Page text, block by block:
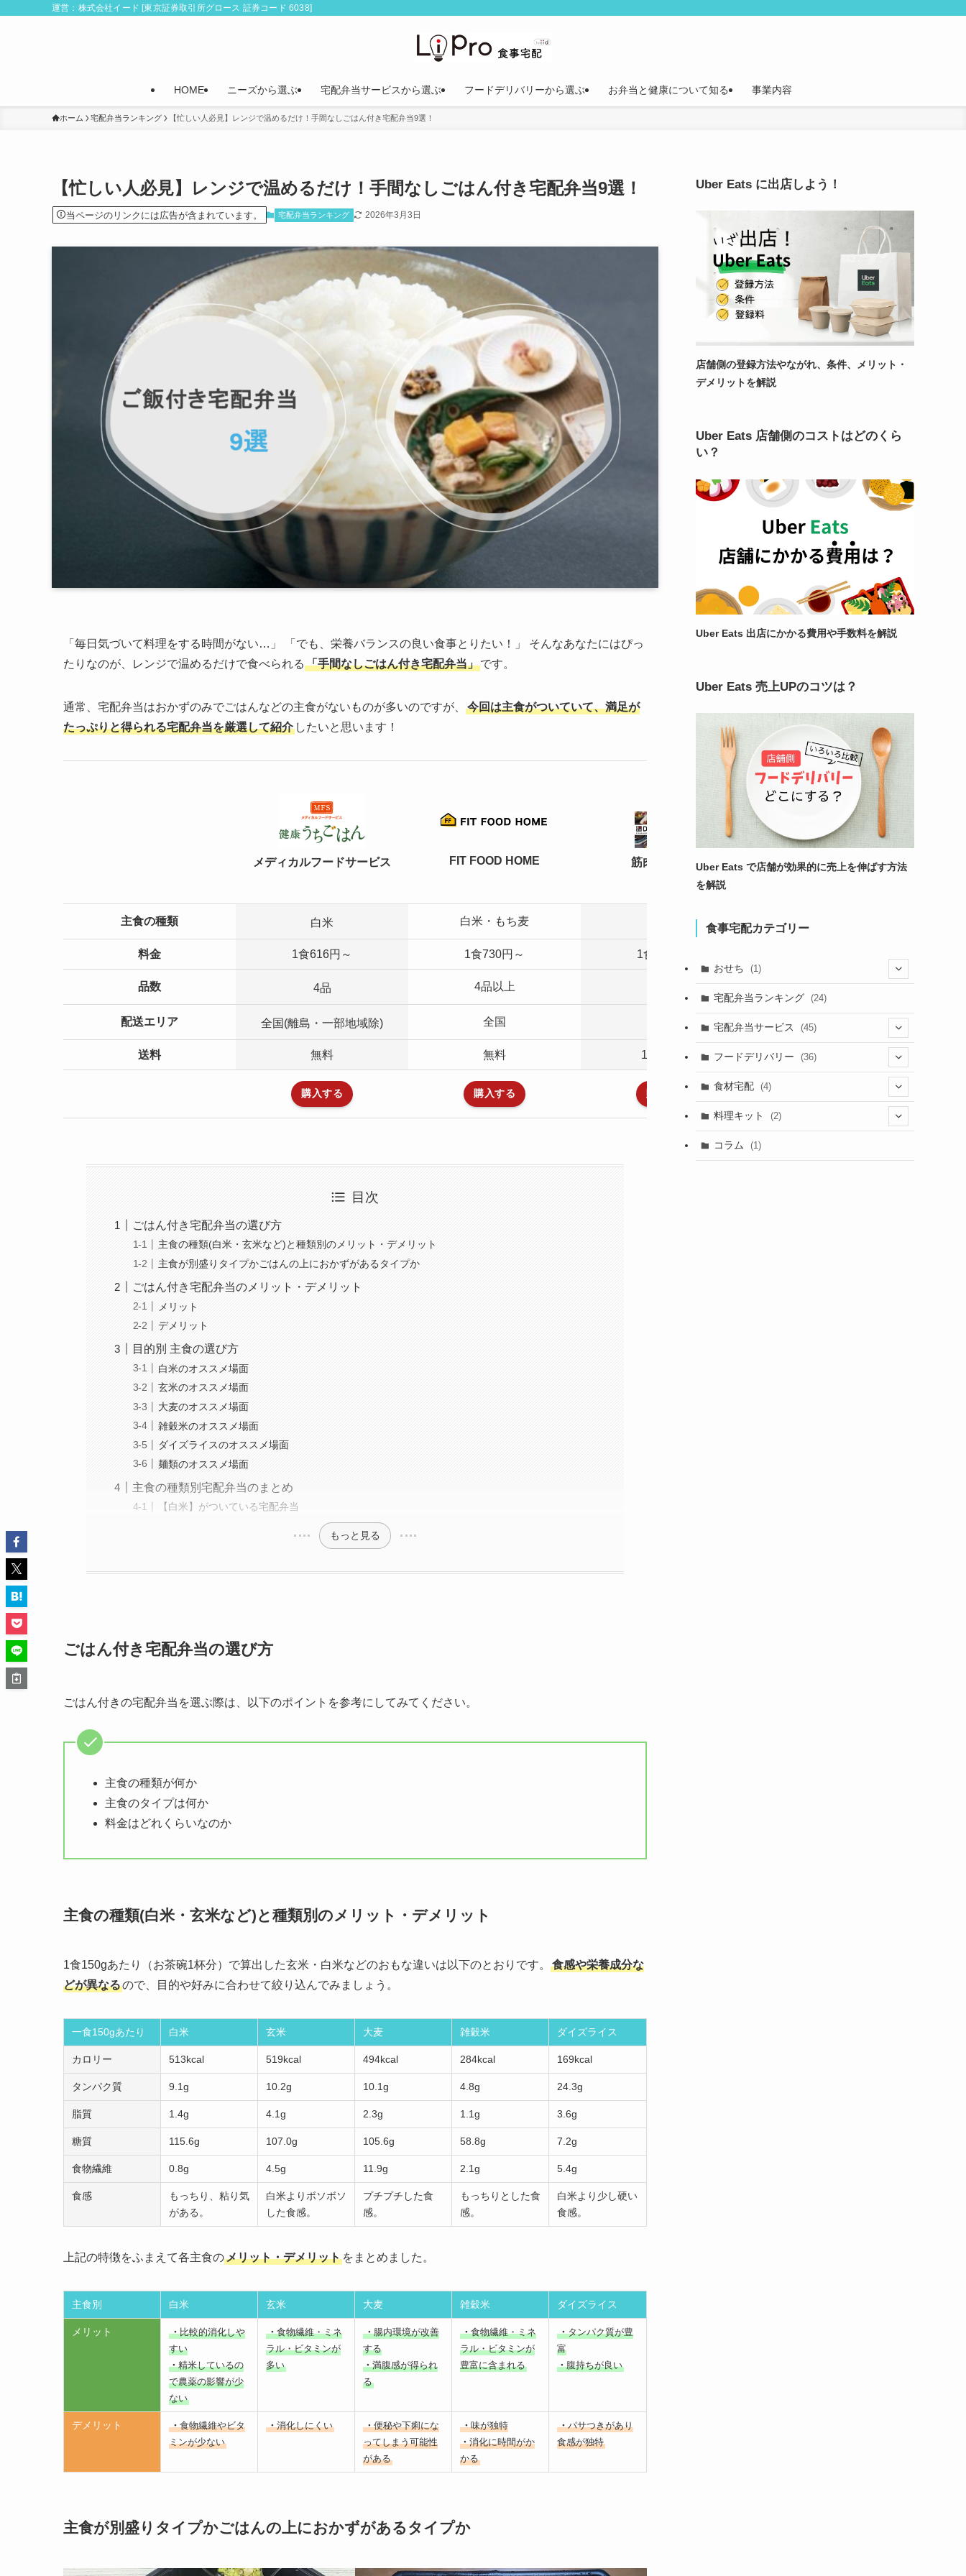
運営：株式会社イード [東京証券取引所グロース 証券コード 6038]
HOME ニーズから選ぶ 宅配弁当サービスから選ぶ フードデリバリーから選ぶ お弁当と健康について知る 事業内容
ホーム 宅配弁当ランキング 【忙しい人必見】レンジで温めるだけ！手間なしごはん付き宅配弁当9選！
【忙しい人必見】レンジで温めるだけ！手間なしごはん付き宅配弁当9選！
当ページのリンクには広告が含まれています。 宅配弁当ランキング 2026年3月3日
「毎日気づいて料理をする時間がない…」 「でも、栄養バランスの良い食事とりたい！」 そんなあなたにはぴっ
たりなのが、レンジで温めるだけで食べられる 「手間なしごはん付き宅配弁当」です。
通常、宅配弁当はおかずのみでごはんなどの主食がないものが多いのですが、
今回は主食がついていて、満足が
たっぷりと得られる宅配弁当を厳選して紹介 したいと思います！
メディカルフードサービス FIT FOOD HOME 筋肉食堂DELI マッスルデリ
主食の種類 白米 白米・もち麦
料金 1食616円～ 1食730円～ 1食507円～
品数 4品 4品以上 3品以上
配送エリア 全国(離島・一部地域除) 全国
送料 無料 無料 1,640円～
購入する 購入する 購入する
目次
ごはん付き宅配弁当の選び方
主食の種類(白米・玄米など)と種類別のメリット・デメリット
主食が別盛りタイプかごはんの上におかずがあるタイプか
ごはん付き宅配弁当のメリット・デメリット
メリット
デメリット
目的別 主食の選び方
白米のオススメ場面
玄米のオススメ場面
大麦のオススメ場面
雑穀米のオススメ場面
ダイズライスのオススメ場面
麺類のオススメ場面
主食の種類別宅配弁当のまとめ
【白米】がついている宅配弁当
もっと見る
ごはん付き宅配弁当の選び方
ごはん付きの宅配弁当を選ぶ際は、以下のポイントを参考にしてみてください。
主食の種類が何か
主食のタイプは何か
料金はどれくらいなのか
主食の種類(白米・玄米など)と種類別のメリット・デメリット
1食150gあたり（お茶碗1杯分）で算出した玄米・白米などのおもな違いは以下のとおりです。
食感や栄養成分な
どが異なるので、目的や好みに合わせて絞り込んでみましょう。
一食150gあたり 白米 玄米 大麦 雑穀米 ダイズライス
カロリー 513kcal 519kcal 494kcal 284kcal 169kcal
タンパク質 9.1g 10.2g 10.1g 4.8g 24.3g
脂質 1.4g 4.1g 2.3g 1.1g 3.6g
糖質 115.6g 107.0g 105.6g 58.8g 7.2g
食物繊維 0.8g 4.5g 11.9g 2.1g 5.4g
食感
もっちり、粘り気
がある。
白米よりボソボソ
した食感。
プチプチした食
感。
もっちりとした食
感。
白米より少し硬い
食感。
上記の特徴をふまえて各主食のメリット・デメリット をまとめました。
主食別 白米 玄米 大麦 雑穀米 ダイズライス
メリット ・比較的消化しや
すい
・精米しているの
で農薬の影響が少
ない
・食物繊維・ミネ
ラル・ビタミンが
多い
・腸内環境が改善
する
・満腹感が得られ
る
・食物繊維・ミネ
ラル・ビタミンが
豊富に含まれる
・タンパク質が豊
富
・腹持ちが良い
デメリット ・食物繊維やビタ
ミンが少ない
・消化しにくい ・便秘や下痢にな
ってしまう可能性
がある
・味が独特
・消化に時間がか
かる
・パサつきがあり
食感が独特
主食が別盛りタイプかごはんの上におかずがあるタイプか
Uber Eats に出店しよう！
店舗側の登録方法やながれ、条件、メリット・
デメリットを解説
Uber Eats 店舗側のコストはどのくら
い？
Uber Eats 出店にかかる費用や手数料を解説
Uber Eats 売上UPのコツは？
Uber Eats で店舗が効果的に売上を伸ばす方法
を解説
食事宅配カテゴリー
おせち (1)
(1)
宅配弁当ランキング (24)
宅配弁当サービス (45)
(1)
フードデリバリー (36)
(6)
食材宅配 (4)
(3)
料理キット (2)
コラム (1)